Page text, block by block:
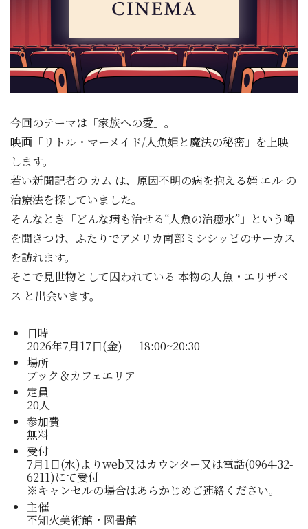
今回のテーマは「家族への愛」。
映画「リトル・マーメイド/人魚姫と魔法の秘密」を上映
します。
若い新聞記者の カム は、原因不明の病を抱える姪 エル の
治療法を探していました。
そんなとき「どんな病も治せる“人魚の治癒水”」という噂
を聞きつけ、ふたりでアメリカ南部ミシシッピのサーカス
を訪れます。
そこで見世物として囚われている 本物の人魚・エリザベ
ス と出会います。
日時
2026年7月17日(金) 18:00~20:30
場所
ブック＆カフェエリア
定員
20人
参加費
無料
受付
7月1日(水)よりweb又はカウンター又は電話(0964-32-
6211)にて受付
※キャンセルの場合はあらかじめご連絡ください。
主催
不知火美術館・図書館